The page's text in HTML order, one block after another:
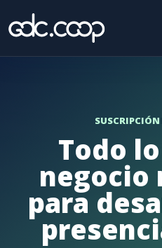
Todo
negocio
para